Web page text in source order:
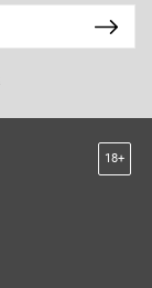
18+